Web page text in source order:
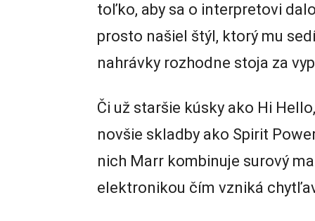
toľko, aby sa o interpretovi
prosto našiel štýl, ktorý mu
nahrávky rozhodne stoja za
Či už staršie kúsky ako Hi
novšie skladby ako Spirit
nich Marr kombinuje surový
elektronikou čím vzniká